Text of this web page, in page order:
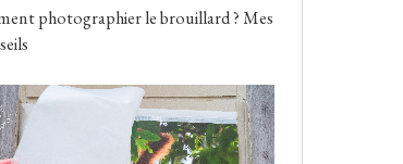
photographier le brouillard ? Mes